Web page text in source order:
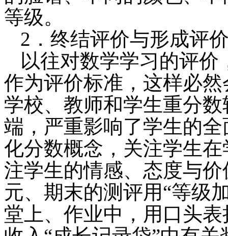
等级。
2．终结评价与形成评
以往对数学学习的评
作为评价标准，这样必
学校、教师和学生重分
端，严重影响了学生的
化分数概念，关注学生
注学生的情感、态度与
元、期末的测评用“等级
堂上、作业中，用口头